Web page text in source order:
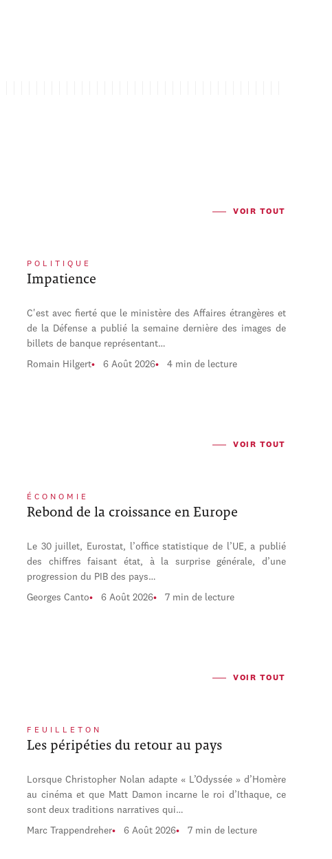
VOIR TOUT
POLITIQUE
Impatience
C'est avec fierté que le ministère des Affaires étrangères et
de la Défense a publié la semaine dernière des images de
billets de banque représentant…
Romain Hilgert 6 Août 2026 4 min de lecture
VOIR TOUT
ÉCONOMIE
Rebond de la croissance en Europe
Le 30 juillet, Eurostat, l’office statistique de l’UE, a publié
des chiffres faisant état, à la surprise générale, d’une
progression du PIB des pays…
Georges Canto 6 Août 2026 7 min de lecture
VOIR TOUT
FEUILLETON
Les péripéties du retour au pays
Lorsque Christopher Nolan adapte « L’Odyssée » d’Homère
au cinéma et que Matt Damon incarne le roi d’Ithaque, ce
sont deux traditions narratives qui…
Marc Trappendreher 6 Août 2026 7 min de lecture